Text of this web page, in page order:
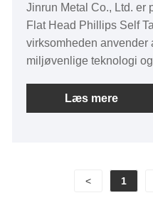
Jinrun Metal Co., Ltd. er
Flat Head Phillips Self
virksomheden anvender
miljøvenlige teknologi
produktionsprocessen,
effektive og tilpassede
forpligtelse til tilpasning,
konkurrencedygtige
Læs mere
< 1